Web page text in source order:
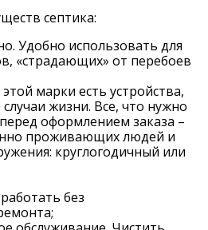
септика:
Удобно использовать для
«страдающих» от перебоев
марки есть устройства,
жизни. Все, что нужно
оформлением заказа –
проживающих людей и
круглогодичный или
без